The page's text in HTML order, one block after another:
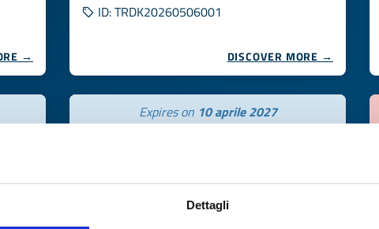
Dettagli
→
ID: TRDK20260506001
DISCOVER MORE →
Expires on 10 aprile 2027